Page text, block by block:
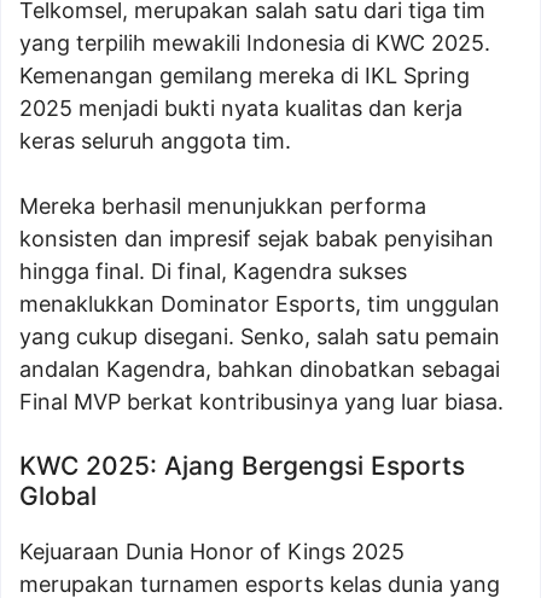
Telkomsel, merupakan salah satu dari tiga tim
yang terpilih mewakili Indonesia di KWC 2025.
Kemenangan gemilang mereka di IKL Spring
2025 menjadi bukti nyata kualitas dan kerja
keras seluruh anggota tim.
Mereka berhasil menunjukkan performa
konsisten dan impresif sejak babak penyisihan
hingga final. Di final, Kagendra sukses
menaklukkan Dominator Esports, tim unggulan
yang cukup disegani. Senko, salah satu pemain
andalan Kagendra, bahkan dinobatkan sebagai
Final MVP berkat kontribusinya yang luar biasa.
KWC 2025: Ajang Bergengsi Esports
Global
Kejuaraan Dunia Honor of Kings 2025
merupakan turnamen esports kelas dunia yang